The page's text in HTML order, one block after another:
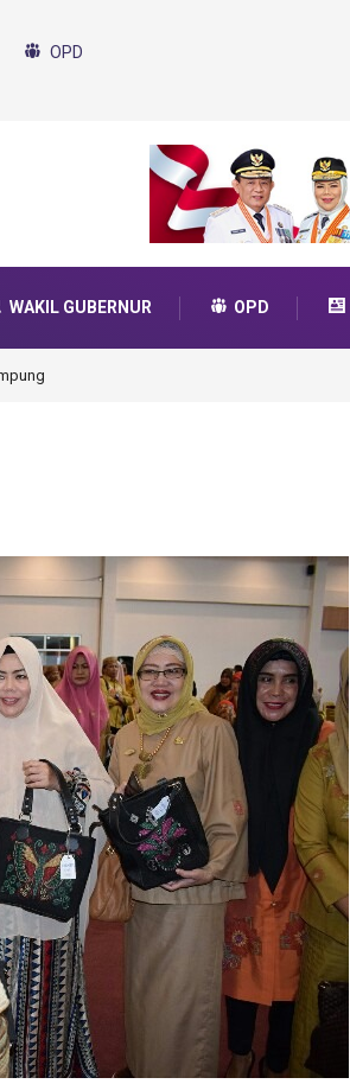
OPD
WAKIL GUBERNUR OPD
Transformasi 2025